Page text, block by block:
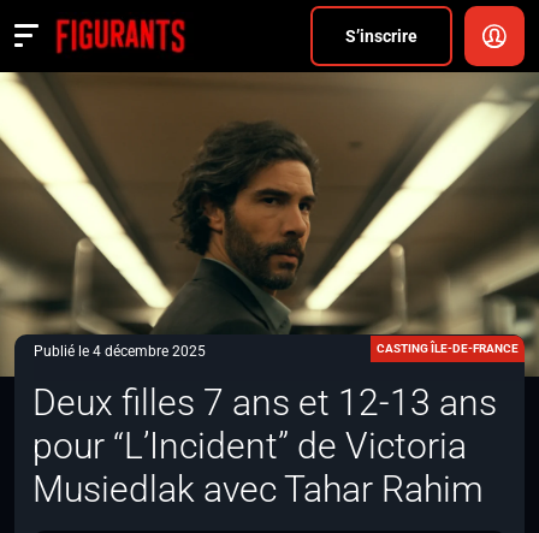
S’inscrire
Actualités
ANNONCER
FAQ
S’inscrire
CONNEXION
Publié le 4 décembre 2025 CASTING ÎLE-DE-FRANCE
Deux filles 7 ans et 12-13 ans
pour “L’Incident” de Victoria
Musiedlak avec Tahar Rahim